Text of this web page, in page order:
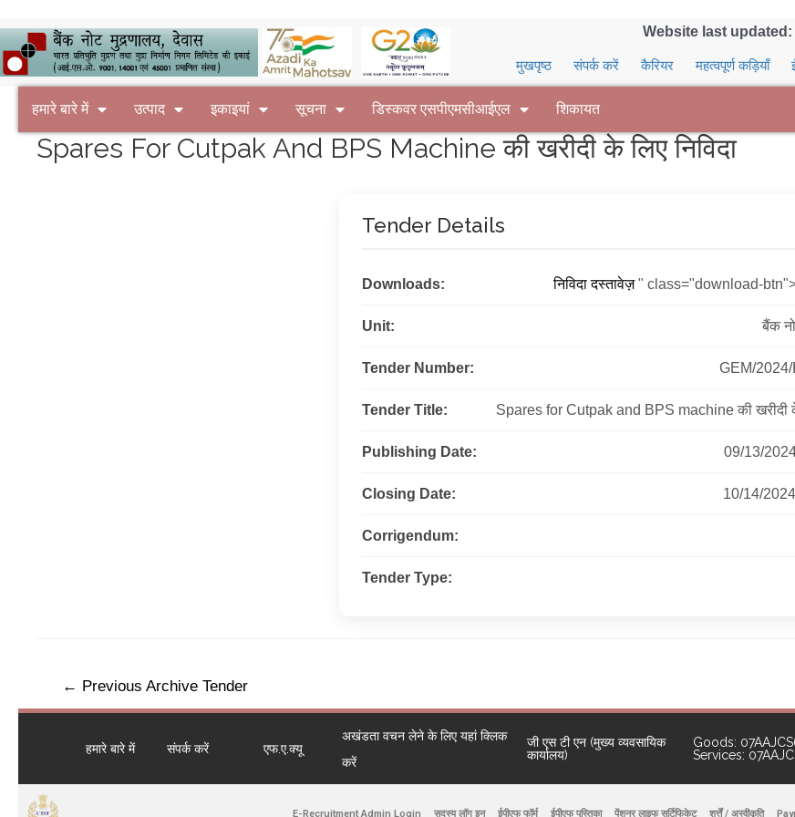
Website last updated:
मुखपृष्ठ संपर्क करें कैरियर महत्वपूर्ण कड़ियाँ
हमारे बारे में उत्पाद इकाइयां सूचना डिस्कवर एसपीएमसीआईएल शिकायत
Spares For Cutpak And BPS Machine की खरीदी के लिए निविदा
Tender Details
Downloads: निविदा दस्तावेज़" class="download-
Unit: बैंक
Tender Number: GEM/
Tender Title: Spares for Cutpak and BPS machine की खरीदी के
Publishing Date: 09/13/2024
Closing Date: 10/14/2024
Corrigendum:
Tender Type:
← Previous Archive Tender
हमारे बारे में संपर्क करें एफ.ए.क्यू
अखंडता वचन लेने के लिए यहां क्लिक
करें
जी एस टी एन (मुख्य व्यवसायिक
कार्यालय)
Goods:
Services:
E-Recruitment Admin Login सदस्य लॉग इन ईपीएफ फॉर्म ईपीएफ पुस्तिका पेंशनर लाइफ सर्टिफिकेट शर्त्तें / अस्वीकृति